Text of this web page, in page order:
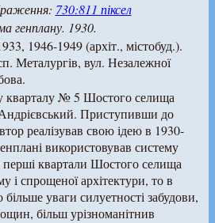
730:811 піксел
генплану. 1930.
1946-1949 (архіт., містобуд.).
Металургів, вул. Незалежної
кварталу № 5 Шостого селища
Приступивши до
реалізував свою ідею в 1930-
використовував систему
перші квартали Шостого селища
і спрощеної архітектури, то в
уваги силуетності забудови,
більш урізноманітнив